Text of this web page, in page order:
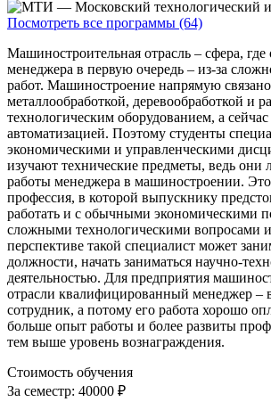
Посмотреть все программы (64)
Машиностроительная отрасль – сфера,
менеджера в первую очередь – из-за
работ. Машиностроение напрямую
металлообработкой, деревообработкой и
технологическим оборудованием, а
автоматизацией. Поэтому студенты
экономическими и управленческими
изучают технические предметы, ведь они
работы менеджера в машиностроении.
профессия, в которой выпускнику
работать и с обычными экономическими
сложными технологическими вопросами
перспективе такой специалист может
должности, начать заниматься научно-
деятельностью. Для предприятия
отрасли квалифицированный менеджер –
сотрудник, а потому его работа хорошо
больше опыт работы и более развиты
тем выше уровень вознаграждения.
Стоимость обучения
За семестр: 40000 ₽